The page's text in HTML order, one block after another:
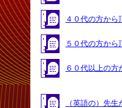
４０代の方から
５０代の方から
６０代以上の
（英語の）先